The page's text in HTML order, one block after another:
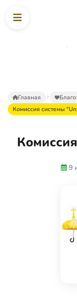
Главная
Комиссия системы
9